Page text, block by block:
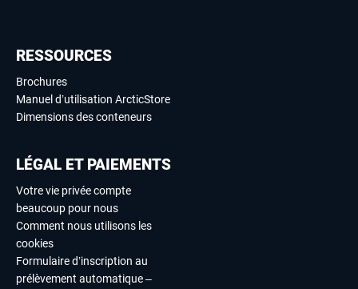
RESSOURCES
Brochures
Manuel d’utilisation ArcticStore
Dimensions des conteneurs
LÉGAL ET PAIEMENTS
Votre vie privée compte
beaucoup pour nous
Comment nous utilisons les
cookies
Formulaire d’inscription au
prélèvement automatique –